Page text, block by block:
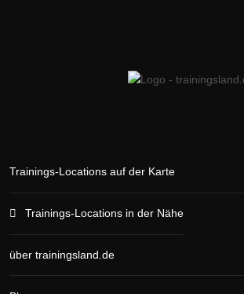
Trainings-Locations auf der Karte
Trainings-Locations in der Nähe
über trainingsland.de